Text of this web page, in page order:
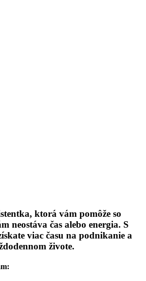
ktorá vám pomôže so
neostáva čas alebo energia. S
viac času na podnikanie a
živote.